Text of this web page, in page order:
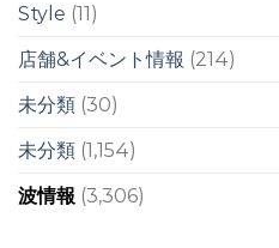
Style (11)
店舗&イベント情報 (214)
未分類 (30)
未分類 (1,154)
波情報 (3,306)